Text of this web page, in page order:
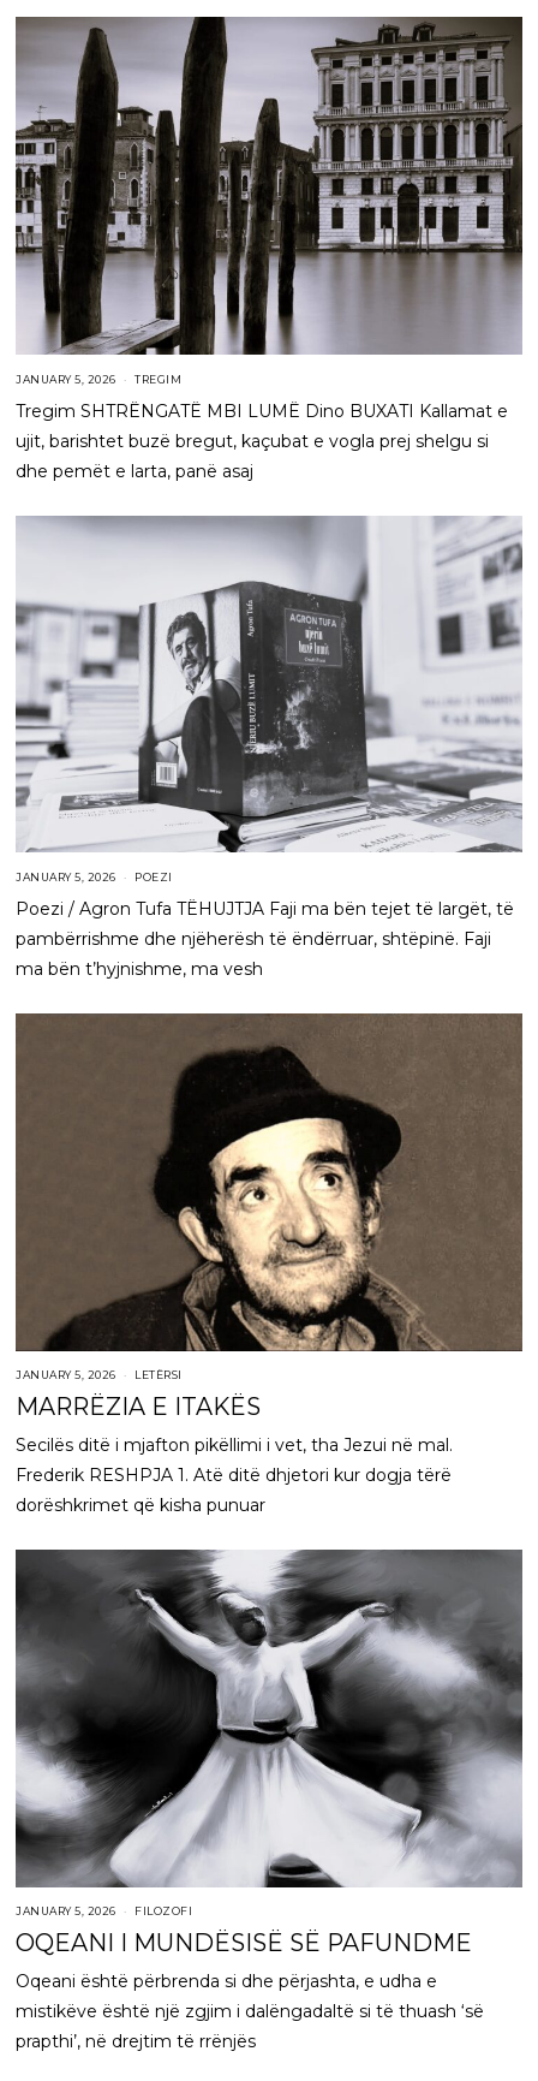
JANUARY 5, 2026 TREGIM
Tregim SHTRËNGATË MBI LUMË Dino BUXATI Kallamat e
ujit, barishtet buzë bregut, kaçubat e vogla prej shelgu si
dhe pemët e larta, panë asaj
JANUARY 5, 2026 POEZI
Poezi / Agron Tufa TËHUJTJA Faji ma bën tejet të largët, të
pambërrishme dhe njëherësh të ëndërruar, shtëpinë. Faji
ma bën t’hyjnishme, ma vesh
JANUARY 5, 2026 LETËRSI
MARRËZIA E ITAKËS
Secilës ditë i mjafton pikëllimi i vet, tha Jezui në mal.
Frederik RESHPJA 1. Atë ditë dhjetori kur dogja tërë
dorëshkrimet që kisha punuar
JANUARY 5, 2026 FILOZOFI
OQEANI I MUNDËSISË SË PAFUNDME
Oqeani është përbrenda si dhe përjashta, e udha e
mistikëve është një zgjim i dalëngadaltë si të thuash ‘së
prapthi’, në drejtim të rrënjës